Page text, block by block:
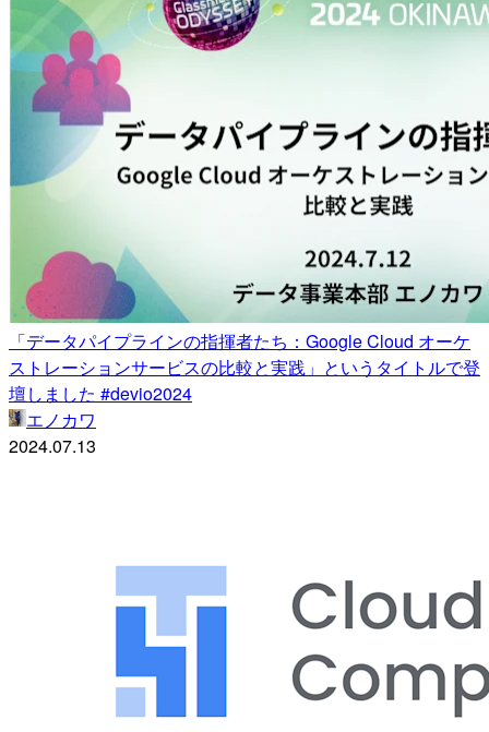
「データパイプラインの指揮者たち：Google Cloud オーケ
ストレーションサービスの比較と実践」というタイトルで登
壇しました #devio2024
エノカワ
2024.07.13